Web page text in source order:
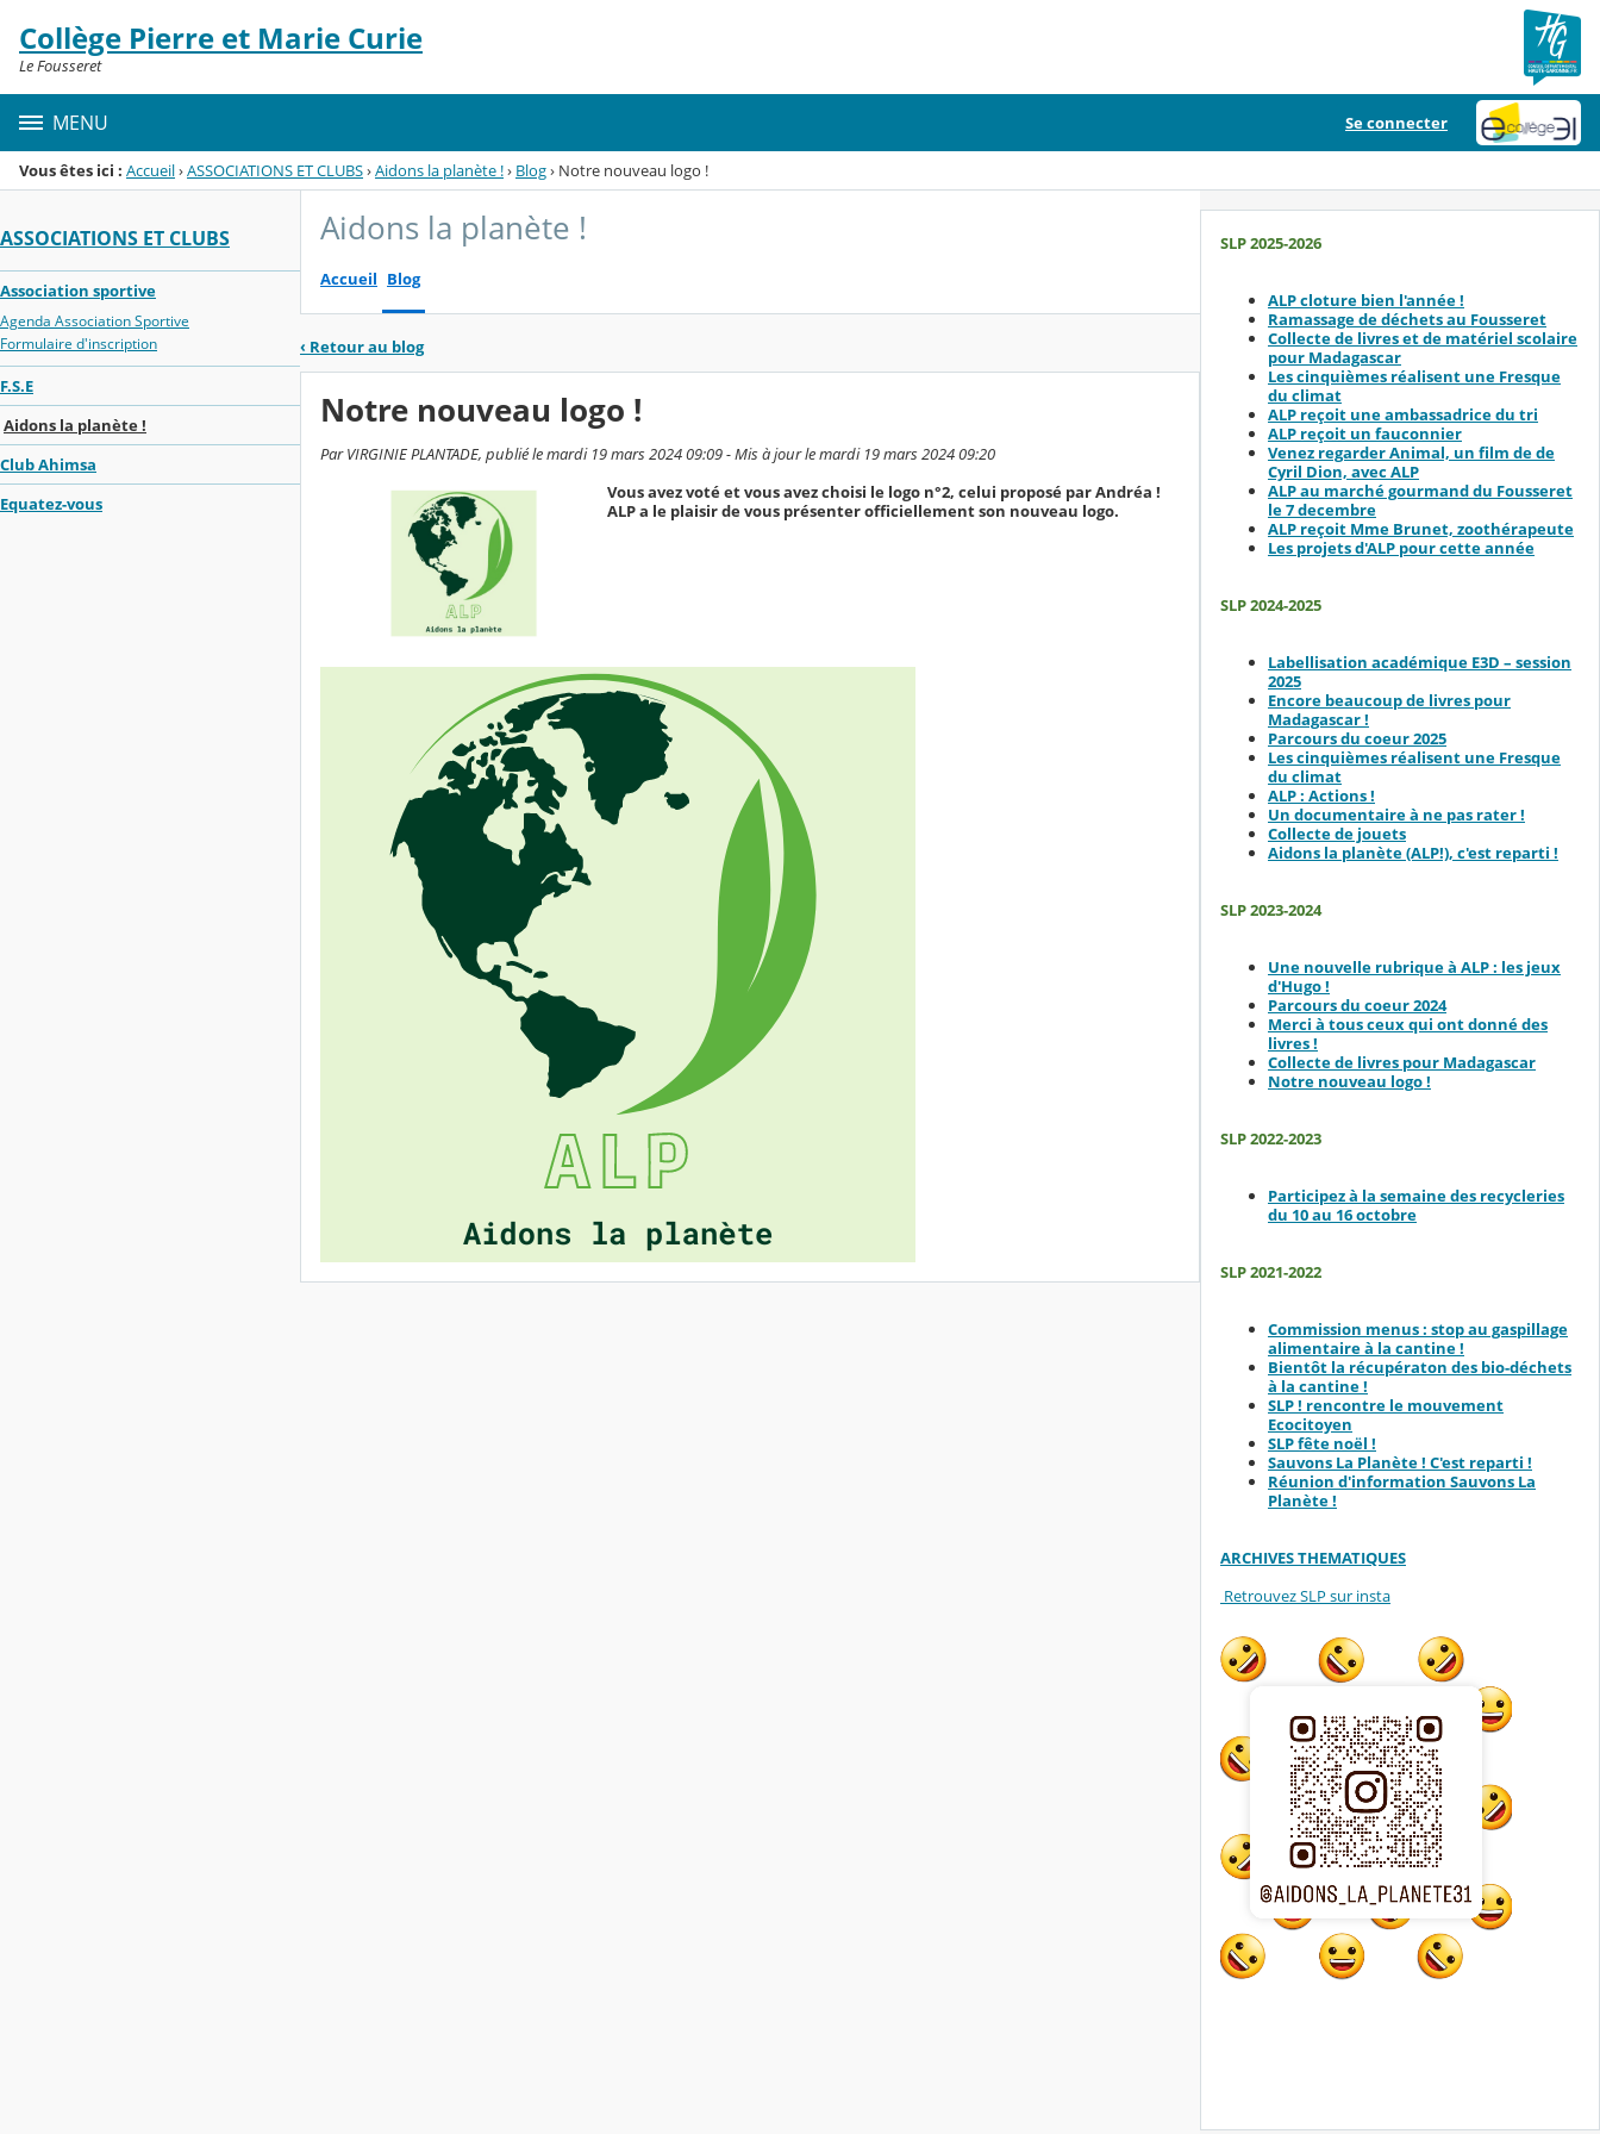
Menu de la rubrique
Contenu
Collège Pierre et Marie Curie
Le Fousseret
MENU Se connecter
Vous êtes ici : Accueil›ASSOCIATIONS ET CLUBS›Aidons la planète !› Blog› Notre nouveau logo !
ASSOCIATIONS ET CLUBS
Association sportive
Agenda Association Sportive
Formulaire d'inscription
F.S.E
Aidons la planète !
Club Ahimsa
Equatez-vous
Aidons la planète !
Accueil Blog
‹ Retour au blog
Notre nouveau logo !
Par VIRGINIE PLANTADE, publié le mardi 19 mars 2024 09:09 - Mis à jour le mardi 19 mars 2024 09:20
Vous avez voté et vous avez choisi le logo n°2, celui proposé par Andréa !
ALP a le plaisir de vous présenter officiellement son nouveau logo.
SLP 2025-2026
ALP cloture bien l'année !
Ramassage de déchets au Fousseret
Collecte de livres et de matériel scolaire
pour Madagascar
Les cinquièmes réalisent une Fresque
du climat
ALP reçoit une ambassadrice du tri
ALP reçoit un fauconnier
Venez regarder Animal, un film de de
Cyril Dion, avec ALP
ALP au marché gourmand du Fousseret
le 7 decembre
ALP reçoit Mme Brunet, zoothérapeute
Les projets d'ALP pour cette année
SLP 2024-2025
Labellisation académique E3D – session
2025
Encore beaucoup de livres pour
Madagascar !
Parcours du coeur 2025
Les cinquièmes réalisent une Fresque
du climat
ALP : Actions !
Un documentaire à ne pas rater !
Collecte de jouets
Aidons la planète (ALP!), c'est reparti !
SLP 2023-2024
Une nouvelle rubrique à ALP : les jeux
d'Hugo !
Parcours du coeur 2024
Merci à tous ceux qui ont donné des
livres !
Collecte de livres pour Madagascar
Notre nouveau logo !
SLP 2022-2023
Participez à la semaine des recycleries
du 10 au 16 octobre
SLP 2021-2022
Commission menus : stop au gaspillage
alimentaire à la cantine !
Bientôt la récupératon des bio-déchets
à la cantine !
SLP ! rencontre le mouvement
Ecocitoyen
SLP fête noël !
Sauvons La Planète ! C'est reparti !
Réunion d'information Sauvons La
Planète !
ARCHIVES THEMATIQUES
Retrouvez SLP sur insta